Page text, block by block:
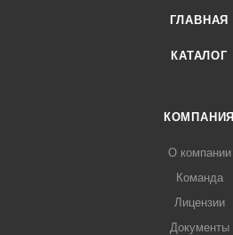
ГЛАВНАЯ
КАТАЛОГ
КОМПАНИЯ
О компании
Команда
Лицензии
Документы